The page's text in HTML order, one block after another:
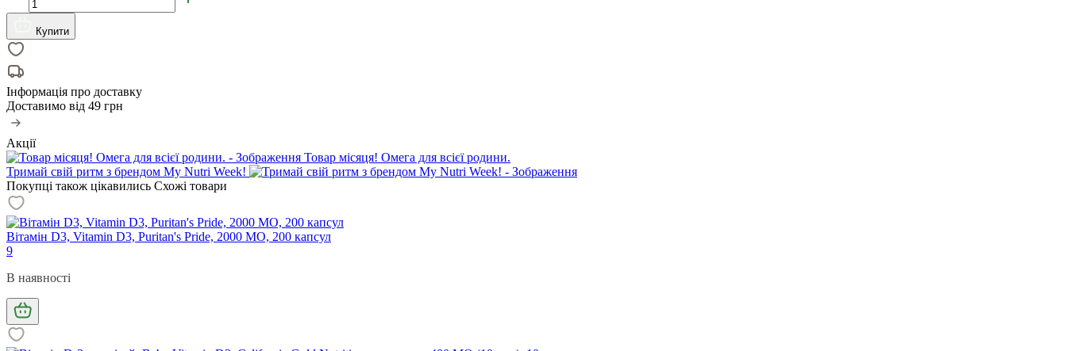
Купити
Інформація про доставку
Доставимо від 49 грн
Акції
Товар місяця! Омега для всієї родини.
Тримай свій ритм з брендом My Nutri Week!
Покупці також цікавились Схожі товари
Вітамін D3, Vitamin D3, Puritan's Pride, 2000 МО, 200 капсул
9
В наявності